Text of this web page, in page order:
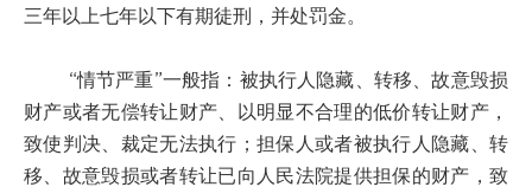
三年以上七年以下有期徒刑，并处罚金。
“情节严重”一般指：被执行人隐藏、转移、故意毁损
财产或者无偿转让财产、以明显不合理的低价转让财产，
致使判决、裁定无法执行；担保人或者被执行人隐藏、转
移、故意毁损或者转让已向人民法院提供担保的财产，致